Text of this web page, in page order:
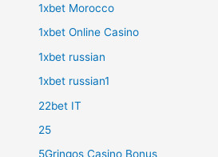
1xbet Morocco
1xbet Online Casino
1xbet russian
1xbet russian1
22bet IT
25
5Gringos Casino Bonus